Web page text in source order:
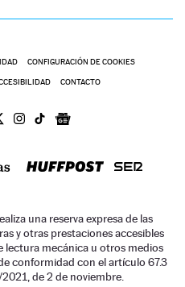
CONFIGURACIÓN DE COOKIES
CONTACTO
una reserva expresa de las
y otras prestaciones accesibles
lectura mecánica u otros medios
conformidad con el artículo 67.3
de 2 de noviembre.